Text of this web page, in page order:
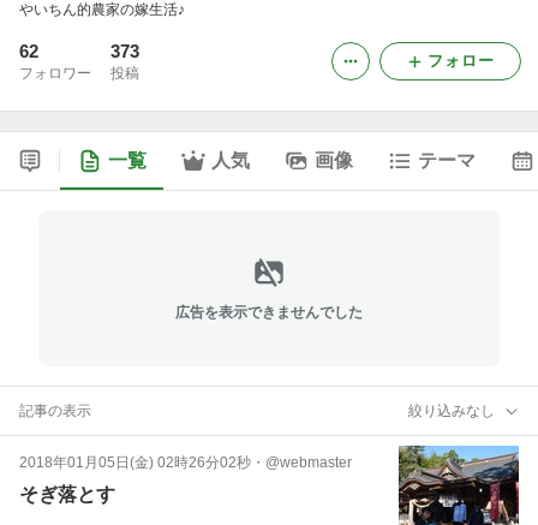
やいちん的農家の嫁生活♪
62
フォロワー
373
投稿
フォロー
一覧 人気 画像 テーマ
広告を表示できませんでした
記事の表示 絞り込みなし
2018年01月05日(金) 02時26分02秒 ・ @webmaster
そぎ落とす